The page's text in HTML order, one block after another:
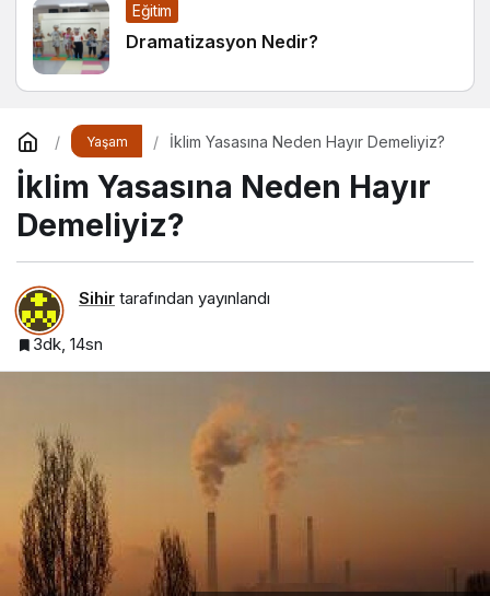
Eğitim
Dramatizasyon Nedir?
Yaşam İklim Yasasına Neden Hayır Demeliyiz?
İklim Yasasına Neden Hayır
Demeliyiz?
Sihir tarafından yayınlandı
3dk, 14sn